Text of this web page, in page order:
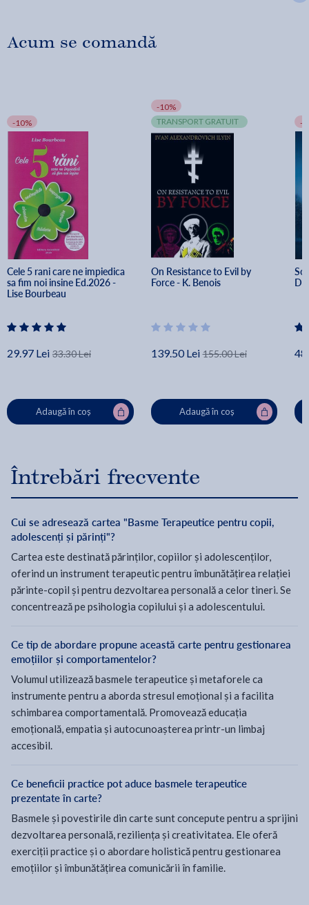
Acum se comandă
-10%
Cele 5 rani care ne impiedica
sa fim noi insine Ed.2026 -
Lise Bourbeau
29.97 Lei 33.30 Lei
Adaugă în coș
-10%
TRANSPORT GRATUIT
On Resistance to Evil by
Force - K. Benois
139.50 Lei 155.00 Lei
Adaugă în coș
-
Întrebări frecvente
Cui se adresează cartea "Basme Terapeutice pentru copii,
adolescenți și părinți"?
Cartea este destinată părinților, copiilor și adolescenților,
oferind un instrument terapeutic pentru îmbunătățirea relației
părinte-copil și pentru dezvoltarea personală a celor tineri. Se
concentrează pe psihologia copilului și a adolescentului.
Ce tip de abordare propune această carte pentru gestionarea
emoțiilor și comportamentelor?
Volumul utilizează basmele terapeutice și metaforele ca
instrumente pentru a aborda stresul emoțional și a facilita
schimbarea comportamentală. Promovează educația
emoțională, empatia și autocunoașterea printr-un limbaj
accesibil.
Ce beneficii practice pot aduce basmele terapeutice
prezentate în carte?
Basmele și povestirile din carte sunt concepute pentru a sprijini
dezvoltarea personală, reziliența și creativitatea. Ele oferă
exerciții practice și o abordare holistică pentru gestionarea
emoțiilor și îmbunătățirea comunicării în familie.